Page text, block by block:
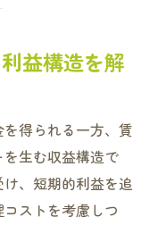
益構造を解
得られる一方、賃
生む収益構造で
、短期的利益を追
ストを考慮しつ